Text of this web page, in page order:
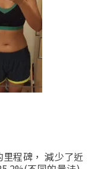
程碑， 減少了近